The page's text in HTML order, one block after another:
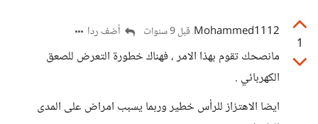
1
Mohammed1112 قبل 9 سنوات أضف ردا
مانصحك تقوم بهذا الامر ، فهناك خطورة التعرض للصعق
الكهربائي .
ايضا الاهتزاز للرأس خطير وربما يسبب امراض على المدى